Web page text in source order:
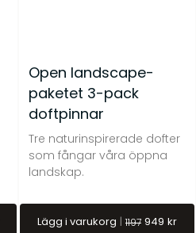
Open landscape-
paketet 3-pack
doftpinnar
Tre naturinspirerade dofter
som fångar våra öppna
landskap.
Lägg i varukorg 1197 949 kr